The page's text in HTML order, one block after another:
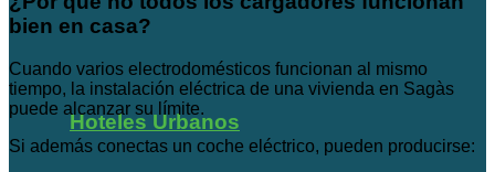
Hoteles Urbanos
bien en casa?
Cuando varios electrodomésticos funcionan al mismo
tiempo, la instalación eléctrica de una vivienda en Sagàs
puede alcanzar su límite.
Si además conectas un coche eléctrico, pueden producirse: